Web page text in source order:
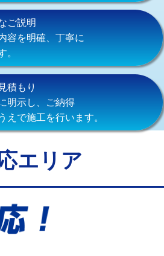
） 16,500円
分岐水栓） 16,500円
工)
め) 3,300円
用（バンド止
5,500円
埋め戻し作
ご説明
容を明確、丁寧に
。
積もり
明示し、ご納得
えで施工を行います。
エリア